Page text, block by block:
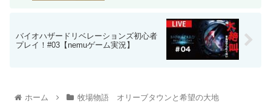
バイオハザードリベレーションズ初心者
プレイ！#03【nemuゲーム実況】
ホーム 牧場物語 オリーブタウンと希望の大地